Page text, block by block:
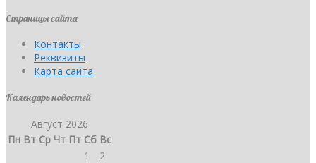
Страницы сайта
Контакты
Реквизиты
Карта сайта
Календарь новостей
Август 2026
Пн Вт Ср Чт Пт Сб Вс
1
2